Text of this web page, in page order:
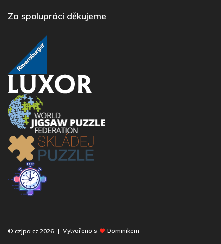
Za spolupráci děkujeme
© czjpa.cz 2026 Vytvořeno s Dominikem